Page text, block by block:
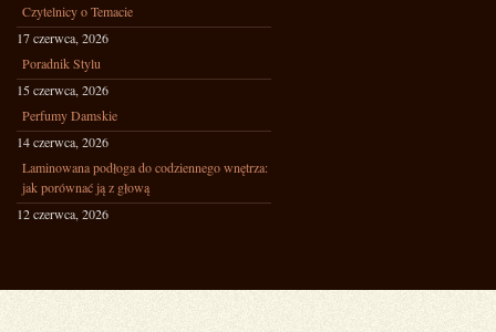
Czytelnicy o Temacie
17 czerwca, 2026
Poradnik Stylu
15 czerwca, 2026
Perfumy Damskie
14 czerwca, 2026
Laminowana podłoga do codziennego wnętrza:
jak porównać ją z głową
12 czerwca, 2026